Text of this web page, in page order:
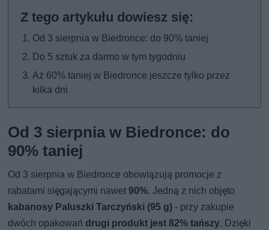
Od 3 sierpnia w Biedronce: do 90% taniej
Do 5 sztuk za darmo w tym tygodniu
Aż 60% taniej w Biedronce jeszcze tylko przez
kilka dni
Od 3 sierpnia w Biedronce: do
90% taniej
Od 3 sierpnia w Biedronce obowiązują promocje z
rabatami sięgającymi nawet90%. Jedną z nich objęto
kabanosy Paluszki Tarczyński (95 g) - przy zakupie
dwóch opakowań drugi produkt jest 82% tańszy. Dzięki